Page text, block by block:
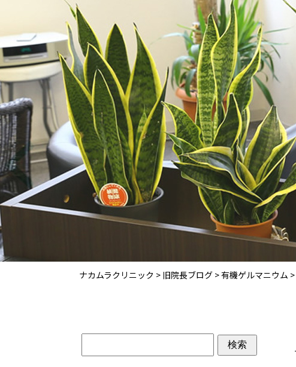
ナカムラクリニック > 旧院長ブログ >有機ゲルマニウム >